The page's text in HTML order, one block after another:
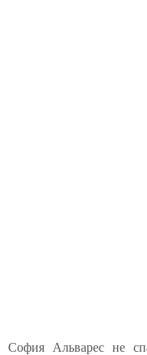
София Альварес не